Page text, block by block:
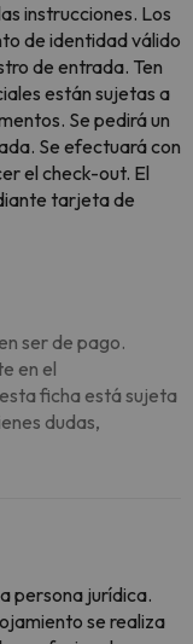
instrucciones. Los
de identidad válido
de entrada. Ten
están sujetas a
Se pedirá un
Se efectuará con
el check-out. El
tarjeta de
ser de pago.
en el
ficha está sujeta
dudas,
persona jurídica.
se realiza